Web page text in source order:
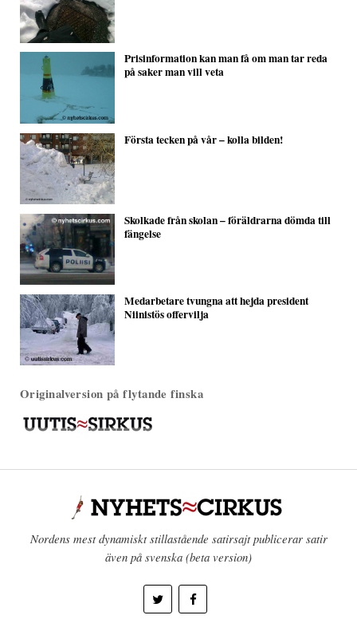
Prisinformation kan man få om man tar reda
på saker man vill veta
Första tecken på vår – kolla bilden!
Skolkade från skolan – föräldrarna dömda till
fängelse
Medarbetare tvungna att hejda president
Niinistös offervilja
Originalversion på flytande finska
Nordens mest dynamiskt stillastående satirsajt publicerar satir
även på svenska (beta version)